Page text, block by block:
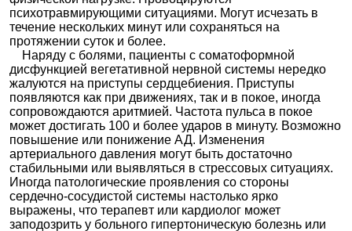
психотравмирующими ситуациями. Могут исчезать в
течение нескольких минут или сохраняться на
протяжении суток и более.
Наряду с болями, пациенты с соматоформной
дисфункцией вегетативной нервной системы нередко
жалуются на приступы сердцебиения. Приступы
появляются как при движениях, так и в покое, иногда
сопровождаются аритмией. Частота пульса в покое
может достигать 100 и более ударов в минуту. Возможно
повышение или понижение АД. Изменения
артериального давления могут быть достаточно
стабильными или выявляться в стрессовых ситуациях.
Иногда патологические проявления со стороны
сердечно-сосудистой системы настолько ярко
выражены, что терапевт или кардиолог может
заподозрить у больного гипертоническую болезнь или